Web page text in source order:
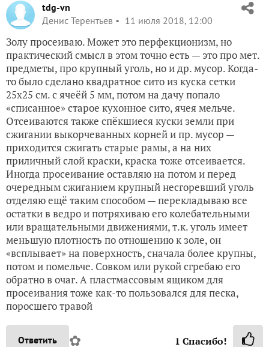
tdg-vn
Денис Терентьев
11 июля 2018, 12:00
Золу просеиваю. Может это перфекционизм, но
практический смысл в этом точно есть — это про мет.
предметы, про крупный уголь, но и др. мусор. Когда-
то было сделано квадратное сито из куска сетки
25х25 см. с ячеёй 5 мм, потом на дачу попало
«списанное» старое кухонное сито, ячея мельче.
Отсеиваются также спёкшиеся куски земли при
сжигании выкорчеванных корней и пр. мусор —
приходится сжигать старые рамы, а на них
приличный слой краски, краска тоже отсеивается.
Иногда просеивание оставляю на потом и перед
очередным сжиганием крупный несгоревший уголь
отделяю ещё таким способом — перекладываю все
остатки в ведро и потряхиваю его колебательными
или вращательными движениями, т.к. уголь имеет
меньшую плотность по отношению к золе, он
«всплывает» на поверхность, сначала более крупны,
потом и помельче. Совком или рукой сгребаю его
обратно в очаг. А пластмассовым ящиком для
просеивания тоже как-то пользовался для песка,
поросшего травой
Ответить ✿ 1 Спасибо!